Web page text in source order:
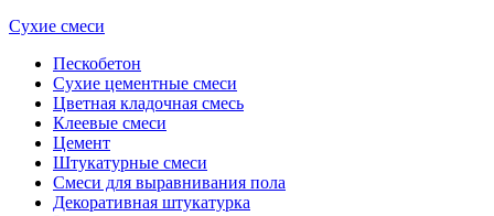
Сухие смеси
Пескобетон
Сухие цементные смеси
Цветная кладочная смесь
Клеевые смеси
Цемент
Штукатурные смеси
Смеси для выравнивания пола
Декоративная штукатурка